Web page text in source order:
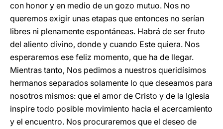
con honor y en medio de un gozo mutuo. Nos no
queremos exigir unas etapas que entonces no serían
libres ni plenamente espontáneas. Habrá de ser fruto
del aliento divino, donde y cuando Este quiera. Nos
esperaremos ese feliz momento, que ha de llegar.
Mientras tanto, Nos pedimos a nuestros queridísimos
hermanos separados solamente lo que deseamos para
nosotros mismos: que el amor de Cristo y de la Iglesia
inspire todo posible movimiento hacia el acercamiento
y el encuentro. Nos procuraremos que el deseo de